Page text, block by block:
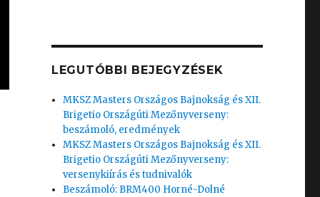
LEGUTÓBBI BEJEGYZÉSEK
MKSZ Masters Országos Bajnokság és XII.
Brigetio Országúti Mezőnyverseny:
beszámoló, eredmények
MKSZ Masters Országos Bajnokság és XII.
Brigetio Országúti Mezőnyverseny:
versenykiírás és tudnivalók
Beszámoló: BRM400 Horné-Dolné